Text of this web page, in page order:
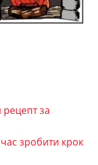
за
зробити крок